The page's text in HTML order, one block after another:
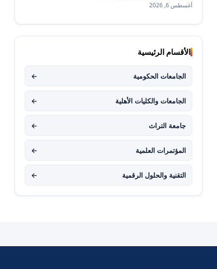
أغسطس 6, 2026
الأقسام الرئيسية
الجامعات الحكومية ←
الجامعات والكليات الأهلية ←
جامعة التراث ←
المؤتمرات العلمية ←
التقنية والحلول الرقمية ←